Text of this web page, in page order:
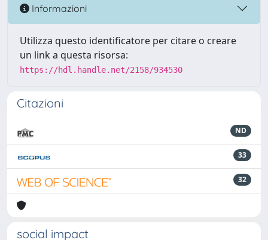
Informazioni
Utilizza questo identificatore per citare o creare
un link a questa risorsa:
https://hdl.handle.net/2158/934530
Citazioni
ND
33
32
social impact